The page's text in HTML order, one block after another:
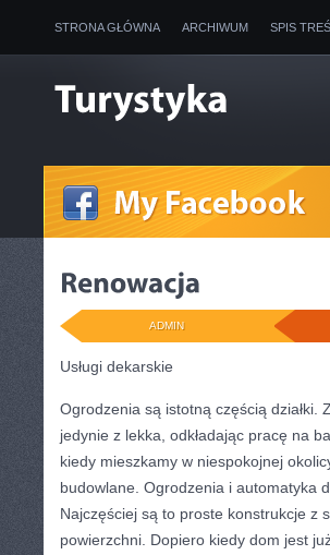
STRONA GŁÓWNA ARCHIWUM SPIS
ADMIN
Usługi dekarskie
Ogrodzenia są istotną częścią działki.
jedynie z lekka, odkładając pracę na
kiedy mieszkamy w niespokojnej
budowlane. Ogrodzenia i automatyka
Najczęściej są to proste konstrukcje z
powierzchni. Dopiero kiedy dom jest